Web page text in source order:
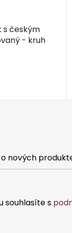
českým
- kruh
nových
souhlasíte s